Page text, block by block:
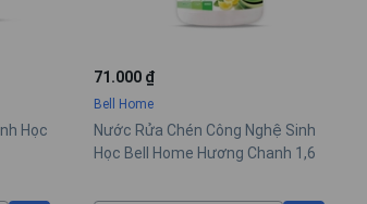
Học
71.000 ₫
Bell Home
Nước Rửa Chén Công Nghệ Sinh
Học Bell Home Hương Chanh 1,6